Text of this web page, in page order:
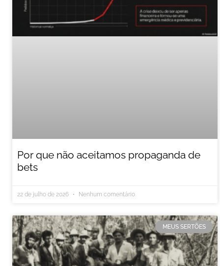
Por que não aceitamos propaganda de
bets
22 de julho de 2026 Nenhum comentário
MEUS SERTÕES